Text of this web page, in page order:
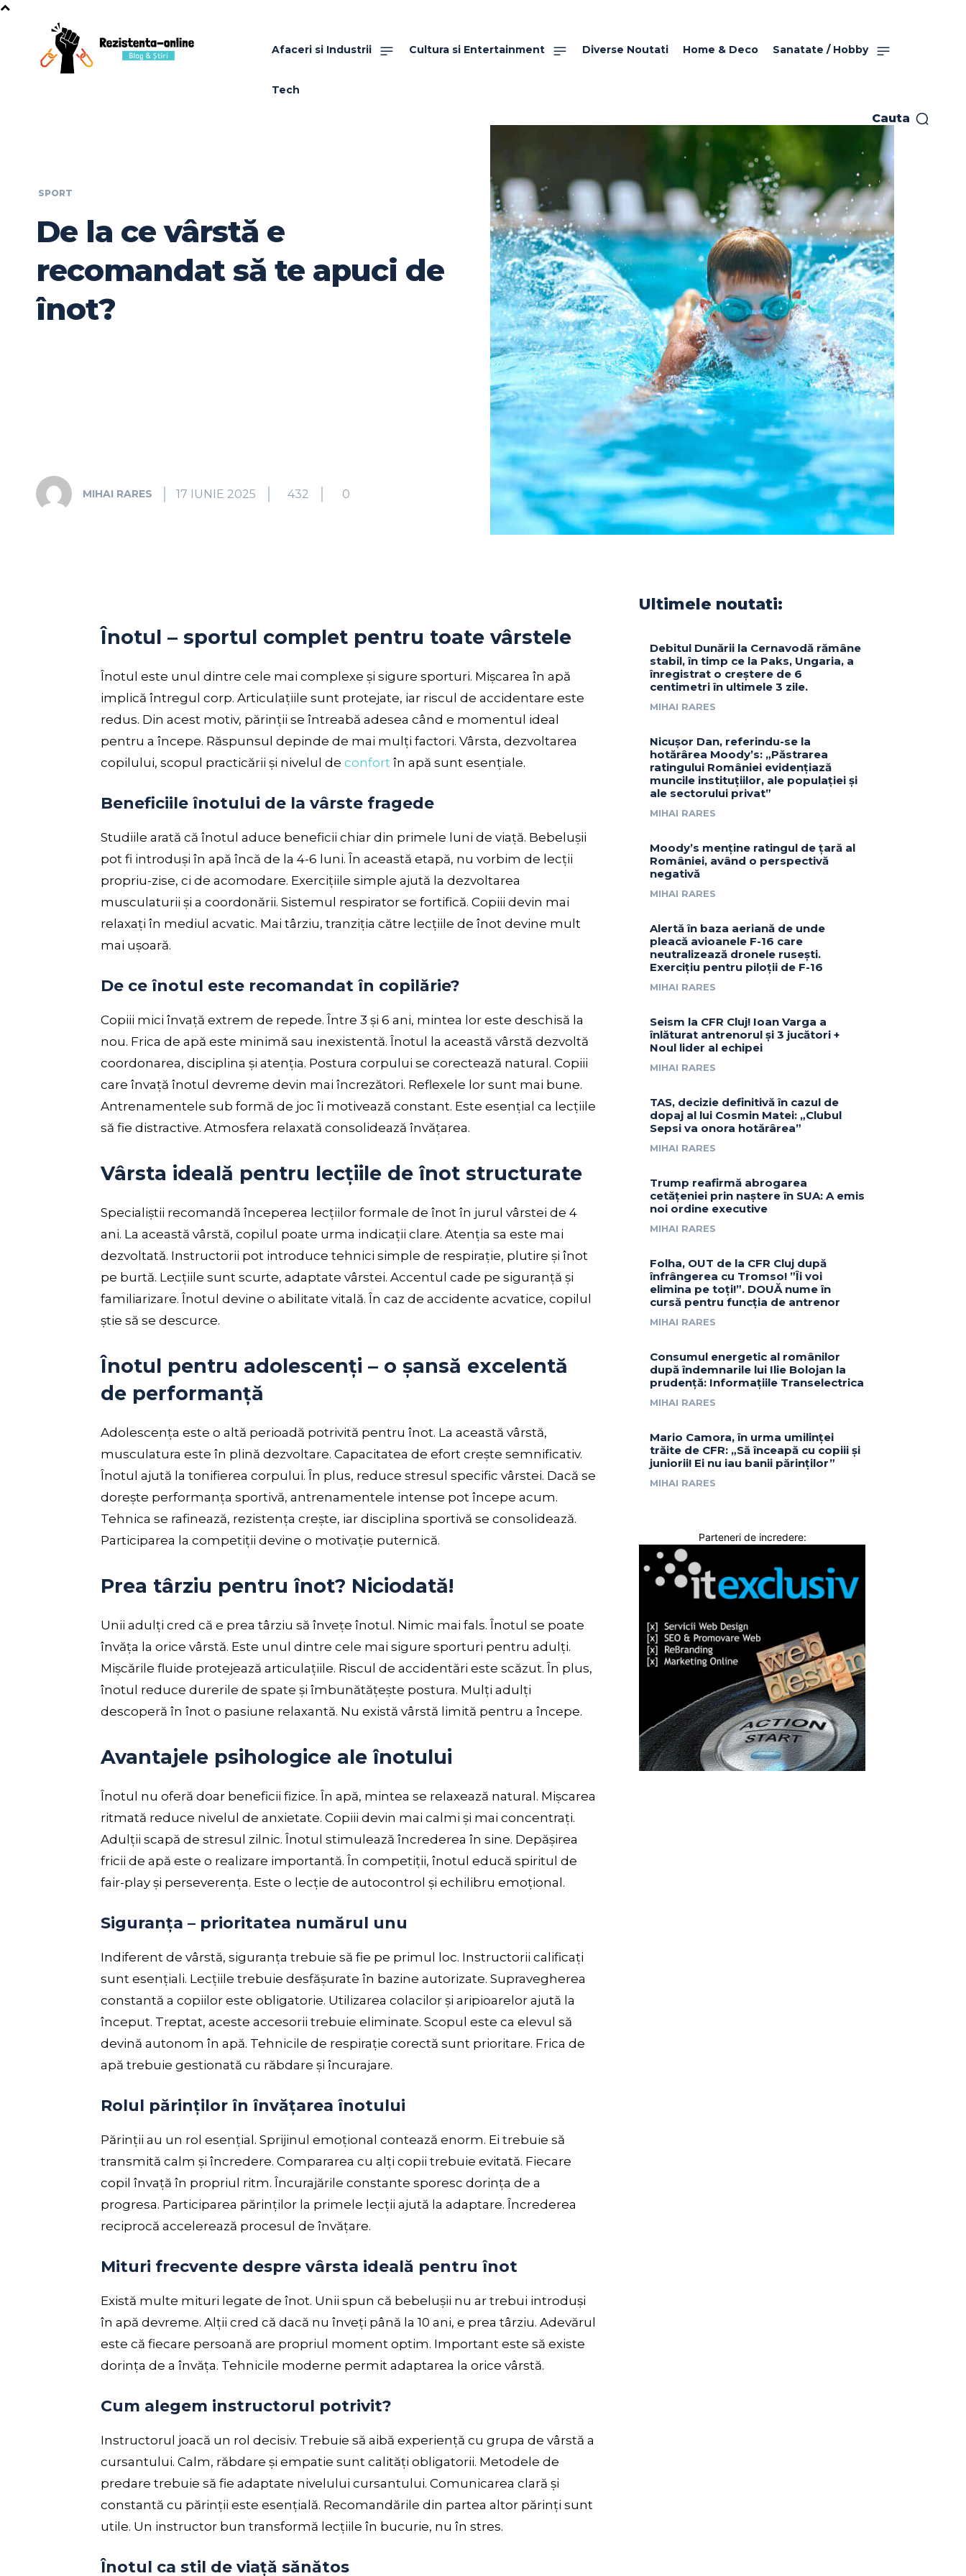
Afaceri si Industrii Cultura si Entertainment Diverse Noutati Home & Deco Sanatate / Hobby
Tech
Cauta
SPORT
De la ce vârstă e
recomandat să te apuci de
înot?
MIHAI RARES 17 IUNIE 2025 432 0
Înotul – sportul complet pentru toate vârstele
Înotul este unul dintre cele mai complexe și sigure sporturi. Mișcarea în apă
implică întregul corp. Articulațiile sunt protejate, iar riscul de accidentare este
redus. Din acest motiv, părinții se întreabă adesea când e momentul ideal
pentru a începe. Răspunsul depinde de mai mulți factori. Vârsta, dezvoltarea
copilului, scopul practicării și nivelul de confort în apă sunt esențiale.
Beneficiile înotului de la vârste fragede
Studiile arată că înotul aduce beneficii chiar din primele luni de viață. Bebelușii
pot fi introduși în apă încă de la 4-6 luni. În această etapă, nu vorbim de lecții
propriu-zise, ci de acomodare. Exercițiile simple ajută la dezvoltarea
musculaturii și a coordonării. Sistemul respirator se fortifică. Copiii devin mai
relaxați în mediul acvatic. Mai târziu, tranziția către lecțiile de înot devine mult
mai ușoară.
De ce înotul este recomandat în copilărie?
Copiii mici învață extrem de repede. Între 3 și 6 ani, mintea lor este deschisă la
nou. Frica de apă este minimă sau inexistentă. Înotul la această vârstă dezvoltă
coordonarea, disciplina și atenția. Postura corpului se corectează natural. Copiii
care învață înotul devreme devin mai încrezători. Reflexele lor sunt mai bune.
Antrenamentele sub formă de joc îi motivează constant. Este esențial ca lecțiile
să fie distractive. Atmosfera relaxată consolidează învățarea.
Vârsta ideală pentru lecțiile de înot structurate
Specialiștii recomandă începerea lecțiilor formale de înot în jurul vârstei de 4
ani. La această vârstă, copilul poate urma indicații clare. Atenția sa este mai
dezvoltată. Instructorii pot introduce tehnici simple de respirație, plutire și înot
pe burtă. Lecțiile sunt scurte, adaptate vârstei. Accentul cade pe siguranță și
familiarizare. Înotul devine o abilitate vitală. În caz de accidente acvatice, copilul
știe să se descurce.
Înotul pentru adolescenți – o șansă excelentă
de performanță
Adolescența este o altă perioadă potrivită pentru înot. La această vârstă,
musculatura este în plină dezvoltare. Capacitatea de efort crește semnificativ.
Înotul ajută la tonifierea corpului. În plus, reduce stresul specific vârstei. Dacă se
dorește performanța sportivă, antrenamentele intense pot începe acum.
Tehnica se rafinează, rezistența crește, iar disciplina sportivă se consolidează.
Participarea la competiții devine o motivație puternică.
Prea târziu pentru înot? Niciodată!
Unii adulți cred că e prea târziu să învețe înotul. Nimic mai fals. Înotul se poate
învăța la orice vârstă. Este unul dintre cele mai sigure sporturi pentru adulți.
Mișcările fluide protejează articulațiile. Riscul de accidentări este scăzut. În plus,
înotul reduce durerile de spate și îmbunătățește postura. Mulți adulți
descoperă în înot o pasiune relaxantă. Nu există vârstă limită pentru a începe.
Avantajele psihologice ale înotului
Înotul nu oferă doar beneficii fizice. În apă, mintea se relaxează natural. Mișcarea
ritmată reduce nivelul de anxietate. Copiii devin mai calmi și mai concentrați.
Adulții scapă de stresul zilnic. Înotul stimulează încrederea în sine. Depășirea
fricii de apă este o realizare importantă. În competiții, înotul educă spiritul de
fair-play și perseverența. Este o lecție de autocontrol și echilibru emoțional.
Siguranța – prioritatea numărul unu
Indiferent de vârstă, siguranța trebuie să fie pe primul loc. Instructorii calificați
sunt esențiali. Lecțiile trebuie desfășurate în bazine autorizate. Supravegherea
constantă a copiilor este obligatorie. Utilizarea colacilor și aripioarelor ajută la
început. Treptat, aceste accesorii trebuie eliminate. Scopul este ca elevul să
devină autonom în apă. Tehnicile de respirație corectă sunt prioritare. Frica de
apă trebuie gestionată cu răbdare și încurajare.
Rolul părinților în învățarea înotului
Părinții au un rol esențial. Sprijinul emoțional contează enorm. Ei trebuie să
transmită calm și încredere. Compararea cu alți copii trebuie evitată. Fiecare
copil învață în propriul ritm. Încurajările constante sporesc dorința de a
progresa. Participarea părinților la primele lecții ajută la adaptare. Încrederea
reciprocă accelerează procesul de învățare.
Mituri frecvente despre vârsta ideală pentru înot
Există multe mituri legate de înot. Unii spun că bebelușii nu ar trebui introduși
în apă devreme. Alții cred că dacă nu înveți până la 10 ani, e prea târziu. Adevărul
este că fiecare persoană are propriul moment optim. Important este să existe
dorința de a învăța. Tehnicile moderne permit adaptarea la orice vârstă.
Cum alegem instructorul potrivit?
Instructorul joacă un rol decisiv. Trebuie să aibă experiență cu grupa de vârstă a
cursantului. Calm, răbdare și empatie sunt calități obligatorii. Metodele de
predare trebuie să fie adaptate nivelului cursantului. Comunicarea clară și
constantă cu părinții este esențială. Recomandările din partea altor părinți sunt
utile. Un instructor bun transformă lecțiile în bucurie, nu în stres.
Înotul ca stil de viață sănătos
Ultimele noutati:
Debitul Dunării la Cernavodă rămâne
stabil, în timp ce la Paks, Ungaria, a
înregistrat o creștere de 6
centimetri în ultimele 3 zile.
MIHAI RARES
Nicușor Dan, referindu-se la
hotărârea Moody’s: „Păstrarea
ratingului României evidențiază
muncile instituțiilor, ale populației și
ale sectorului privat”
MIHAI RARES
Moody’s menține ratingul de țară al
României, având o perspectivă
negativă
MIHAI RARES
Alertă în baza aeriană de unde
pleacă avioanele F-16 care
neutralizează dronele rusești.
Exercițiu pentru piloții de F-16
MIHAI RARES
Seism la CFR Cluj! Ioan Varga a
înlăturat antrenorul și 3 jucători +
Noul lider al echipei
MIHAI RARES
TAS, decizie definitivă în cazul de
dopaj al lui Cosmin Matei: „Clubul
Sepsi va onora hotărârea”
MIHAI RARES
Trump reafirmă abrogarea
cetățeniei prin naștere în SUA: A emis
noi ordine executive
MIHAI RARES
Folha, OUT de la CFR Cluj după
înfrângerea cu Tromso! ”Îi voi
elimina pe toți!”. DOUĂ nume în
cursă pentru funcția de antrenor
MIHAI RARES
Consumul energetic al românilor
după îndemnarile lui Ilie Bolojan la
prudență: Informațiile Transelectrica
MIHAI RARES
Mario Camora, în urma umilinței
trăite de CFR: „Să înceapă cu copiii și
juniorii! Ei nu iau banii părinților”
MIHAI RARES
Parteneri de incredere: